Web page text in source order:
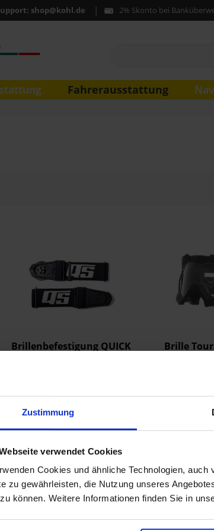
Zustimmung
verwendet Cookies
Cookies und ähnliche Technologien,
zu gewährleisten, die Nutzung unseres
können. Weitere Informationen finden Sie in
shop@kohl.de 2% Skonto bei
Fahrerausstattung
Brillenbefestigung QUICK
Zum Produkt
Brille